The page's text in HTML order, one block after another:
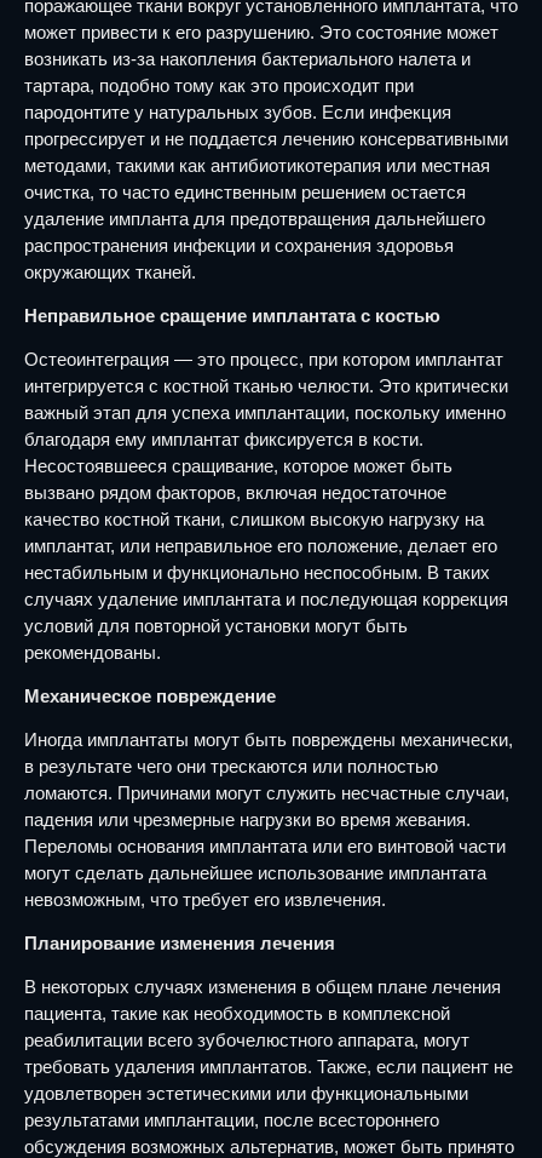
поражающее ткани вокруг установленного имплантата, что
может привести к его разрушению. Это состояние может
возникать из-за накопления бактериального налета и
тартара, подобно тому как это происходит при
пародонтите у натуральных зубов. Если инфекция
прогрессирует и не поддается лечению консервативными
методами, такими как антибиотикотерапия или местная
очистка, то часто единственным решением остается
удаление импланта для предотвращения дальнейшего
распространения инфекции и сохранения здоровья
окружающих тканей.
Неправильное сращение имплантата с костью
Остеоинтеграция — это процесс, при котором имплантат
интегрируется с костной тканью челюсти. Это критически
важный этап для успеха имплантации, поскольку именно
благодаря ему имплантат фиксируется в кости.
Несостоявшееся сращивание, которое может быть
вызвано рядом факторов, включая недостаточное
качество костной ткани, слишком высокую нагрузку на
имплантат, или неправильное его положение, делает его
нестабильным и функционально неспособным. В таких
случаях удаление имплантата и последующая коррекция
условий для повторной установки могут быть
рекомендованы.
Механическое повреждение
Иногда имплантаты могут быть повреждены механически,
в результате чего они трескаются или полностью
ломаются. Причинами могут служить несчастные случаи,
падения или чрезмерные нагрузки во время жевания.
Переломы основания имплантата или его винтовой части
могут сделать дальнейшее использование имплантата
невозможным, что требует его извлечения.
Планирование изменения лечения
В некоторых случаях изменения в общем плане лечения
пациента, такие как необходимость в комплексной
реабилитации всего зубочелюстного аппарата, могут
требовать удаления имплантатов. Также, если пациент не
удовлетворен эстетическими или функциональными
результатами имплантации, после всестороннего
обсуждения возможных альтернатив, может быть принято